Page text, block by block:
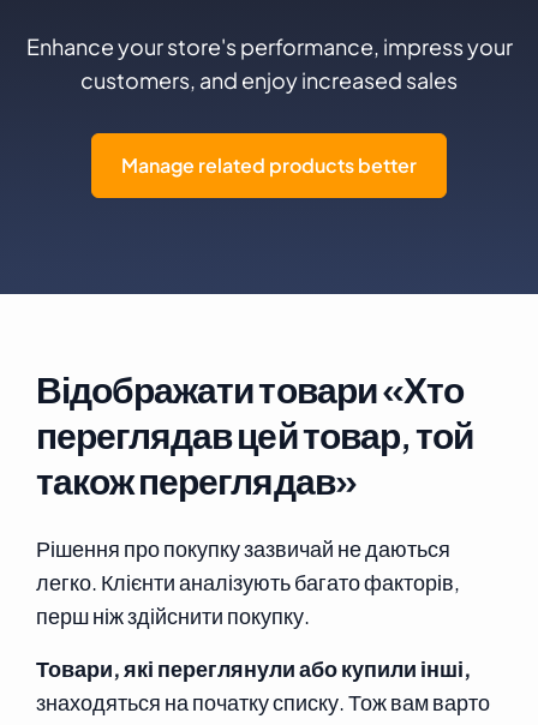
Enhance your store's performance, impress your
customers, and enjoy increased sales
Manage related products better
Відображати товари «Хто
переглядав цей товар, той
також переглядав»
Рішення про покупку зазвичай не даються
легко. Клієнти аналізують багато факторів,
перш ніж здійснити покупку.
Товари, які переглянули або купили інші,
знаходяться на початку списку. Тож вам варто